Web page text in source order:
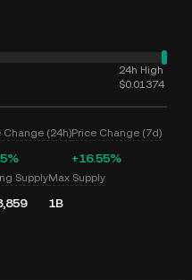
24h High
$0.01374
Change (24h)Price Change (7d)
+16.55%
SupplyMax Supply
1B